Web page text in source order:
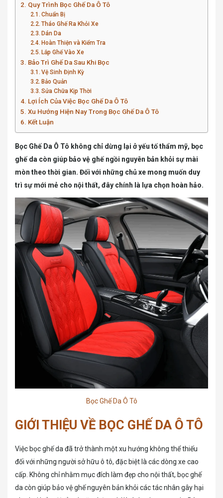
Quy Trình Bọc Ghế Da Ô Tô
Chuẩn Bị
Tháo Ghế Ra Khỏi Xe
Dán Da
Hoàn Thiện và Kiểm Tra
Lắp Ghế Vào Xe
Bảo Trì Ghế Da Sau Khi Bọc
Vệ Sinh Định Kỳ
Bảo Quản
Sửa Chữa Kịp Thời
Lợi Ích Của Việc Bọc Ghế Da Ô Tô
Xu Hướng Hiện Nay Trong Bọc Ghế Da Ô Tô
Kết Luận
Bọc Ghế Da Ô Tô không chỉ dừng lại ở yếu tố thẩm mỹ, bọc
ghế da còn giúp bảo vệ ghế ngồi nguyên bản khỏi sự mài
mòn theo thời gian. Đối với những chủ xe mong muốn duy
trì sự mới mẻ cho nội thất, đây chính là lựa chọn hoàn hảo.
Bọc Ghế Da Ô Tô
GIỚI THIỆU VỀ BỌC GHẾ DA Ô TÔ
Việc bọc ghế da đã trở thành một xu hướng không thể thiếu
đối với những người sở hữu ô tô, đặc biệt là các dòng xe cao
cấp. Không chỉ nhằm mục đích làm đẹp cho nội thất, bọc ghế
da còn giúp bảo vệ ghế nguyên bản khỏi các tác nhân gây hại